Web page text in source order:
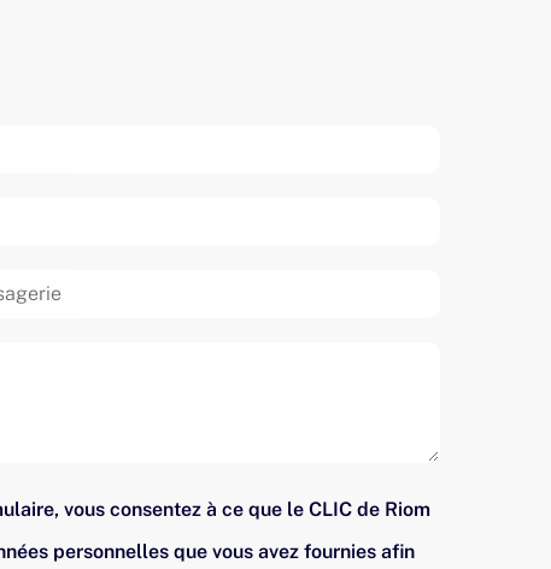
vous consentez à ce que le CLIC de Riom
personnelles que vous avez fournies afin